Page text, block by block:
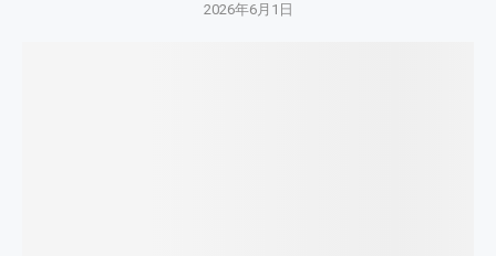
2026年6月1日